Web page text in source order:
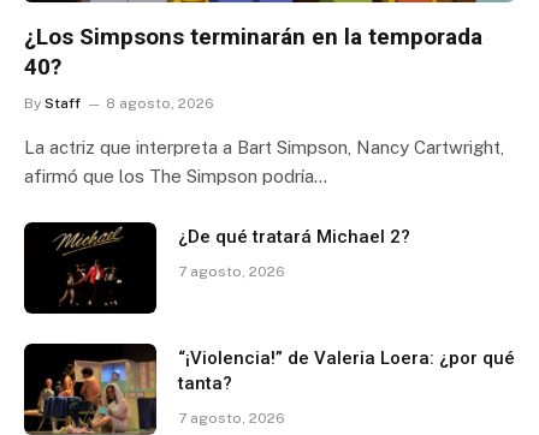
¿Los Simpsons terminarán en la temporada
40?
By Staff 8 agosto, 2026
La actriz que interpreta a Bart Simpson, Nancy Cartwright,
afirmó que los The Simpson podría…
¿De qué tratará Michael 2?
7 agosto, 2026
“¡Violencia!” de Valeria Loera: ¿por qué
tanta?
7 agosto, 2026